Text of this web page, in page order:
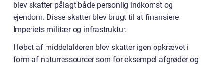
blev skatter pålagt både personlig indkomst og
ejendom. Disse skatter blev brugt til at finansiere
Imperiets militær og infrastruktur.
I løbet af middelalderen blev skatter igen opkrævet i
form af naturressourcer som for eksempel afgrøder og